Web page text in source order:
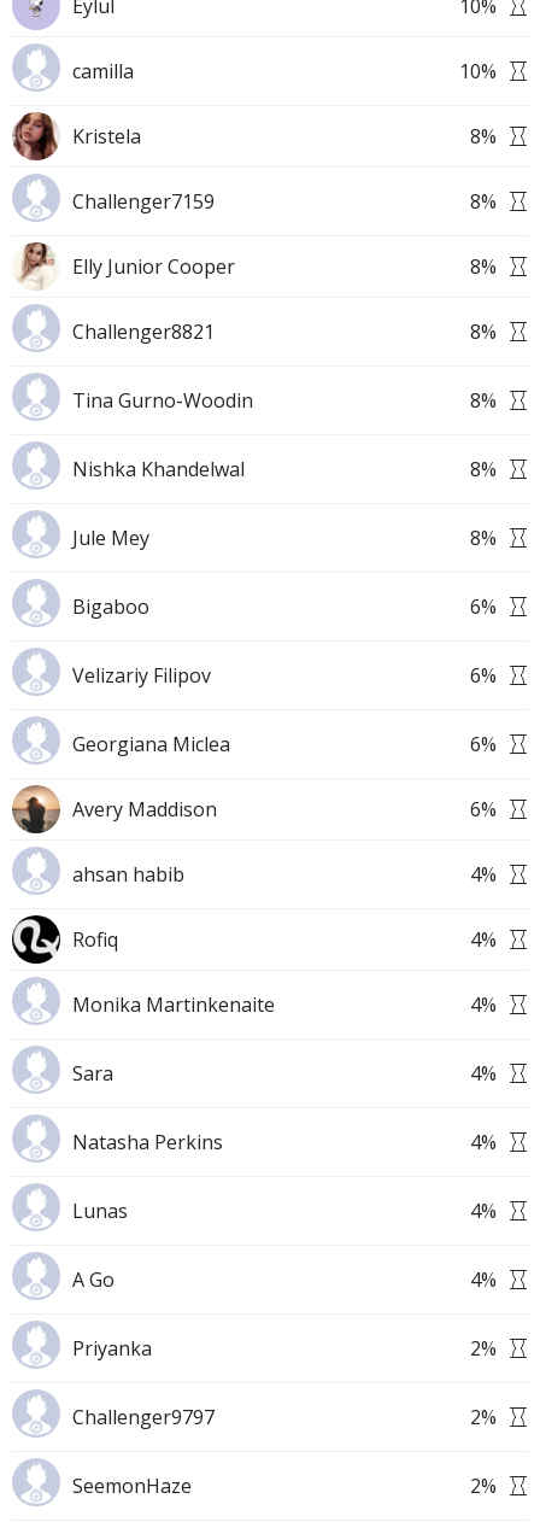
Eylül 10%
camilla 10%
Kristela 8%
Challenger7159 8%
Elly Junior Cooper 8%
Challenger8821 8%
Tina Gurno-Woodin 8%
Nishka Khandelwal 8%
Jule Mey 8%
Bigaboo 6%
Velizariy Filipov 6%
Georgiana Miclea 6%
Avery Maddison 6%
ahsan habib 4%
Rofiq 4%
Monika Martinkenaite 4%
Sara 4%
Natasha Perkins 4%
Lunas 4%
A Go 4%
Priyanka 2%
Challenger9797 2%
SeemonHaze 2%